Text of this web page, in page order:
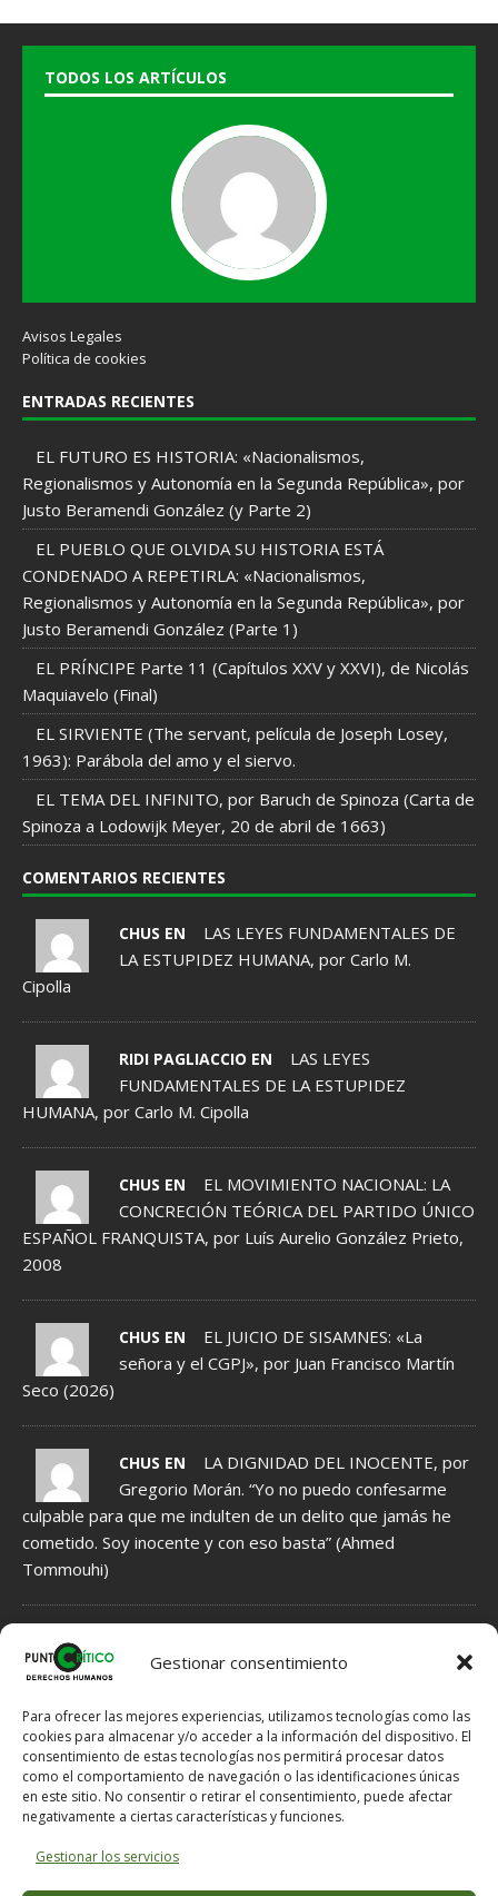
Gestionar consentimiento
Para ofrecer las mejores experiencias, utilizamos tecnologías como las
cookies para almacenar y/o acceder a la información del dispositivo. El
consentimiento de estas tecnologías nos permitirá procesar datos
como el comportamiento de navegación o las identificaciones únicas
en este sitio. No consentir o retirar el consentimiento, puede afectar
negativamente a ciertas características y funciones.
Gestionar los servicios
TODOS LOS ARTÍCULOS
Avisos Legales
Política de cookies
ENTRADAS RECIENTES
EL FUTURO ES HISTORIA: «Nacionalismos,
Regionalismos y Autonomía en la Segunda República», por
Justo Beramendi González (y Parte 2)
EL PUEBLO QUE OLVIDA SU HISTORIA ESTÁ
CONDENADO A REPETIRLA: «Nacionalismos,
Regionalismos y Autonomía en la Segunda República», por
Justo Beramendi González (Parte 1)
EL PRÍNCIPE Parte 11 (Capítulos XXV y XXVI), de Nicolás
Maquiavelo (Final)
EL SIRVIENTE (The servant, película de Joseph Losey,
1963): Parábola del amo y el siervo.
EL TEMA DEL INFINITO, por Baruch de Spinoza (Carta de
Spinoza a Lodowijk Meyer, 20 de abril de 1663)
COMENTARIOS RECIENTES
CHUS EN
LAS LEYES FUNDAMENTALES DE
LA ESTUPIDEZ HUMANA, por Carlo M.
Cipolla
RIDI PAGLIACCIO EN
LAS LEYES
FUNDAMENTALES DE LA ESTUPIDEZ
HUMANA, por Carlo M. Cipolla
CHUS EN
EL MOVIMIENTO NACIONAL: LA
CONCRECIÓN TEÓRICA DEL PARTIDO ÚNICO
ESPAÑOL FRANQUISTA, por Luís Aurelio González Prieto,
2008
CHUS EN
EL JUICIO DE SISAMNES: «La
señora y el CGPJ», por Juan Francisco Martín
Seco (2026)
CHUS EN
LA DIGNIDAD DEL INOCENTE, por
Gregorio Morán. “Yo no puedo confesarme
culpable para que me indulten de un delito que jamás he
cometido. Soy inocente y con eso basta” (Ahmed
Tommouhi)
NORMAS DE MODERACIÓN DE COMENTARIOS
veraces, fundamentados en indicios, no en meras sospechas.
2.- Se EXPRESAN Opiniones, que por ello no han de ser veraces,
pero tampoco han de ser ofensivas si hay posibilidad de expresar
lo mismo en otros términos menos dañinos para el Honor del
destinatario.
3.- Si se solicitan explicaciones al e-mail comentarios @ puntocritico
. com se proporcionarán al email de contacto.
NOTA: En caso de un mal funcionamiento del servidor a la hora de